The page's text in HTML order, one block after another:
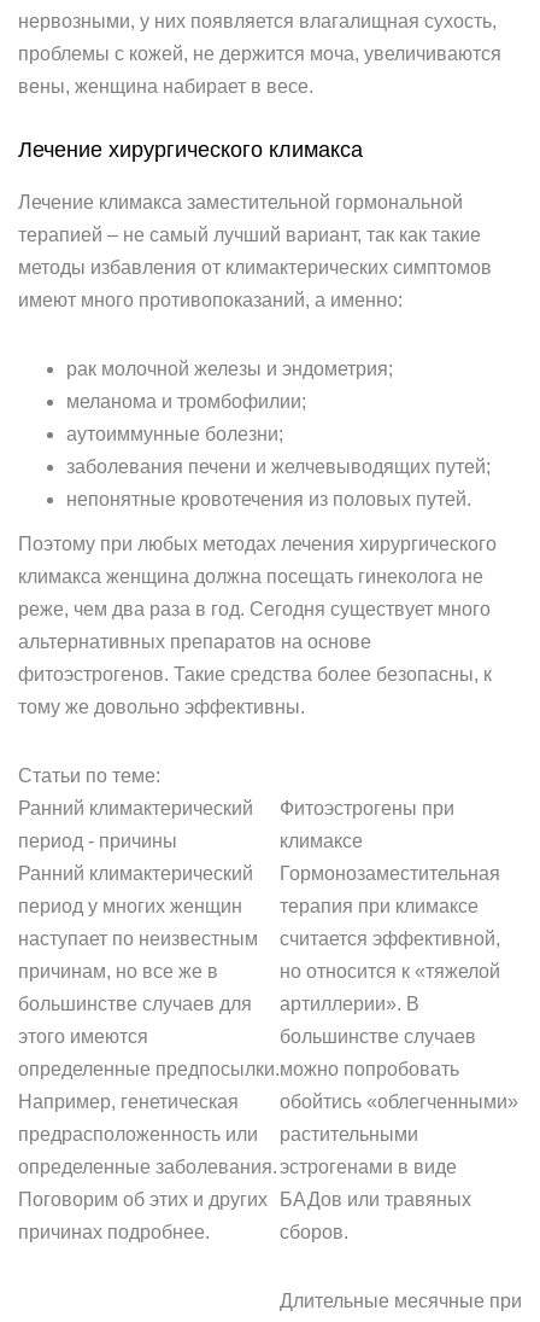
нервозными, у них появляется влагалищная сухость,
проблемы с кожей, не держится моча, увеличиваются
вены, женщина набирает в весе.
Лечение хирургического климакса
Лечение климакса заместительной гормональной
терапией – не самый лучший вариант, так как такие
методы избавления от климактерических симптомов
имеют много противопоказаний, а именно:
рак молочной железы и эндометрия;
меланома и тромбофилии;
аутоиммунные болезни;
заболевания печени и желчевыводящих путей;
непонятные кровотечения из половых путей.
Поэтому при любых методах лечения хирургического
климакса женщина должна посещать гинеколога не
реже, чем два раза в год. Сегодня существует много
альтернативных препаратов на основе
фитоэстрогенов. Такие средства более безопасны, к
тому же довольно эффективны.
Статьи по теме:
Ранний климактерический
период - причины
Ранний климактерический
период у многих женщин
наступает по неизвестным
причинам, но все же в
большинстве случаев для
этого имеются
определенные предпосылки.
Например, генетическая
предрасположенность или
определенные заболевания.
Поговорим об этих и других
причинах подробнее.
Фитоэстрогены при
климаксе
Гормонозаместительная
терапия при климаксе
считается эффективной,
но относится к «тяжелой
артиллерии». В
большинстве случаев
можно попробовать
обойтись «облегченными»
растительными
эстрогенами в виде
БАДов или травяных
сборов.
Длительные месячные при